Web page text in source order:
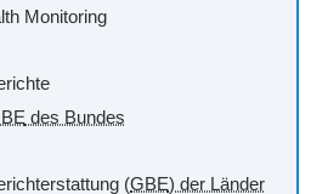
Monitoring
des Bundes
(GBE) der Länder